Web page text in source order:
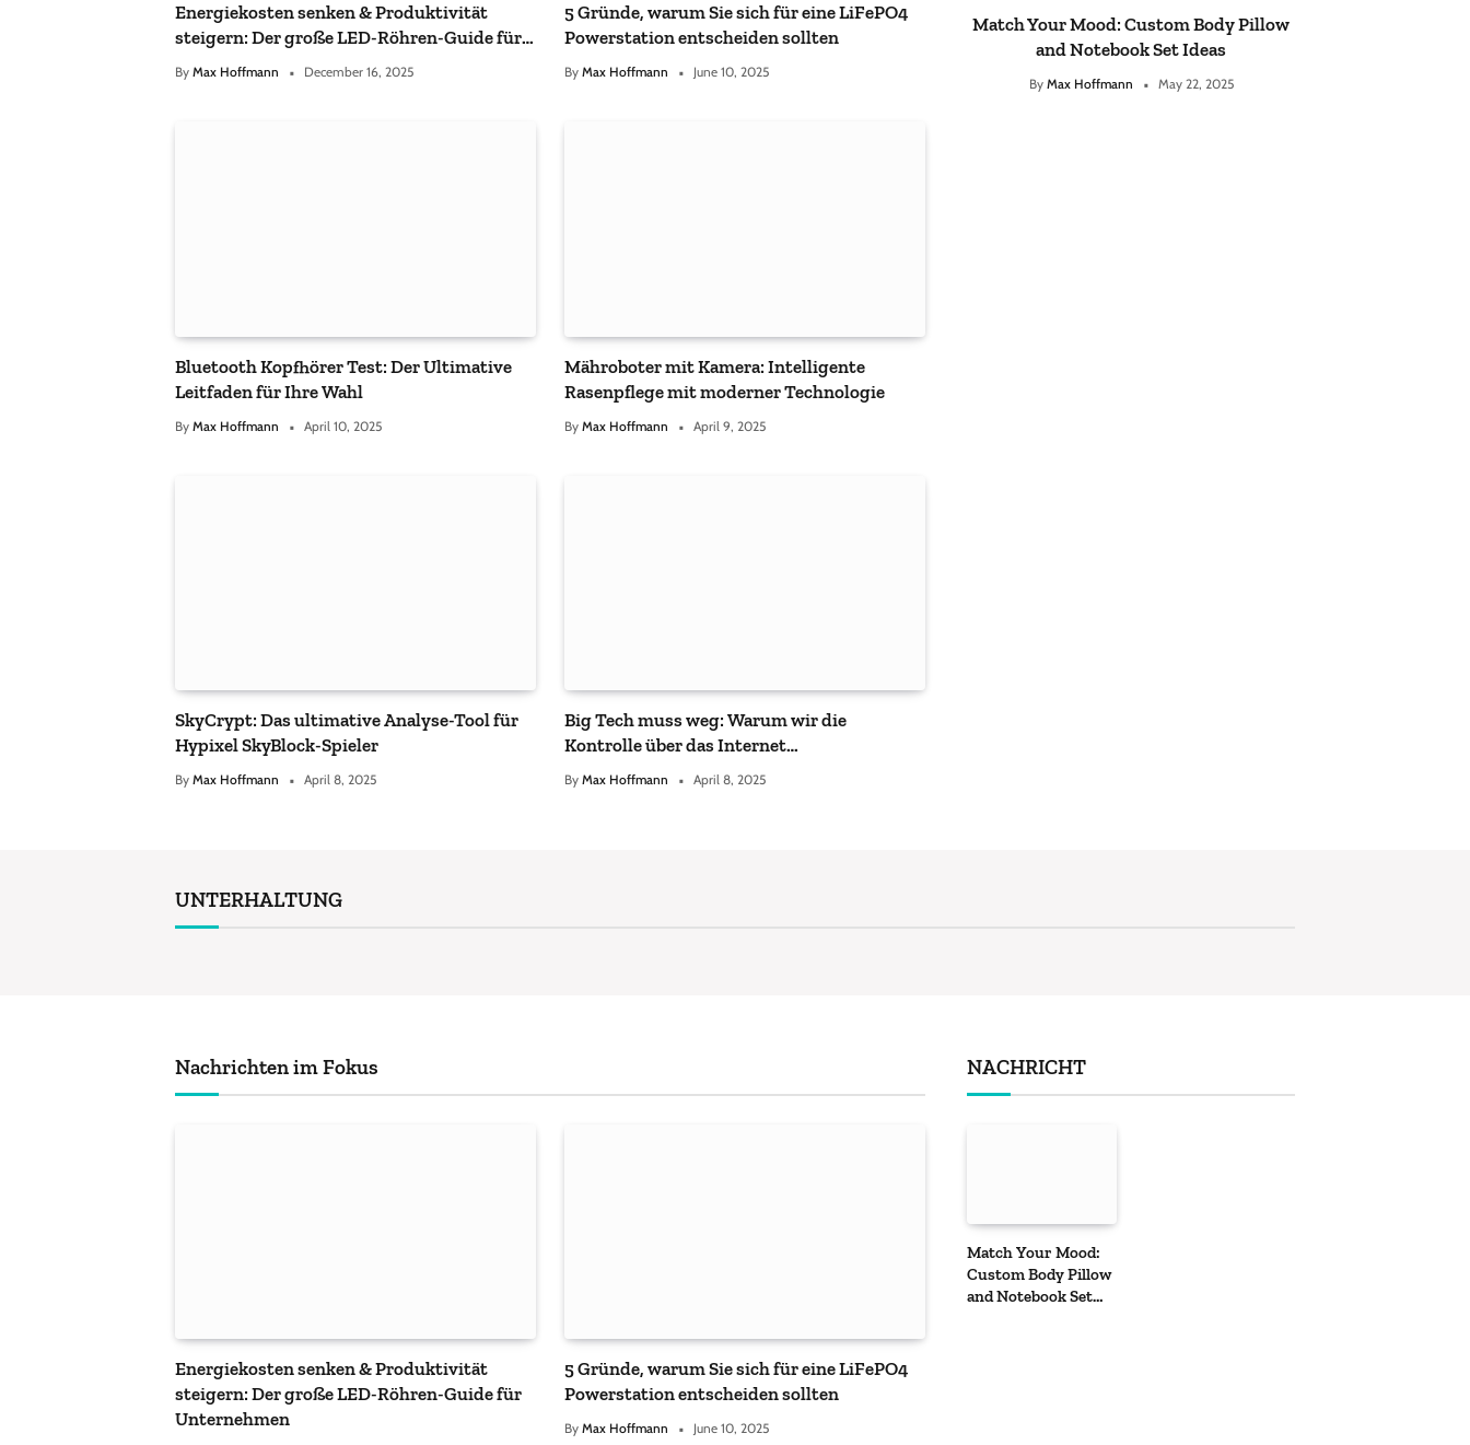
Energiekosten senken & Produktivität
steigern: Der große LED-Röhren-Guide für
Unternehmen
By Max Hoffmann December 16, 2025
5 Gründe, warum Sie sich für eine LiFePO4
Powerstation entscheiden sollten
By Max Hoffmann June 10, 2025
Bluetooth Kopfhörer Test: Der Ultimative
Leitfaden für Ihre Wahl
By Max Hoffmann April 10, 2025
Mähroboter mit Kamera: Intelligente
Rasenpflege mit moderner Technologie
By Max Hoffmann April 9, 2025
SkyCrypt: Das ultimative Analyse-Tool für
Hypixel SkyBlock-Spieler
By Max Hoffmann April 8, 2025
Big Tech muss weg: Warum wir die
Kontrolle über das Internet
zurückgewinnen müssen
By Max Hoffmann April 8, 2025
Match Your Mood: Custom Body Pillow
and Notebook Set Ideas
By Max Hoffmann May 22, 2025
UNTERHALTUNG
Nachrichten im Fokus
Energiekosten senken & Produktivität
steigern: Der große LED-Röhren-Guide für
Unternehmen
5 Gründe, warum Sie sich für eine LiFePO4
Powerstation entscheiden sollten
By Max Hoffmann June 10, 2025
NACHRICHT
Match Your Mood:
Custom Body Pillow
and Notebook Set